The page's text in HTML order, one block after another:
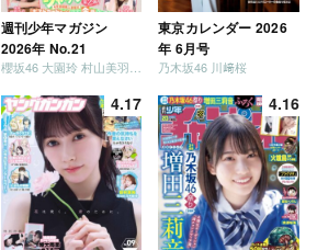
週刊少年マガジン
2026年 No.21
東京カレンダー 2026
年 6月号
乃木坂46 川﨑桜
4.17 4.16